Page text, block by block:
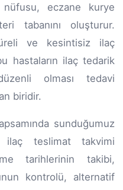
nüfusu, eczane kurye
tabanını oluşturur.
ve kesintisiz ilaç
hastaların ilaç tedarik
olması tedavi
biridir.
sunduğumuz
ilaç teslimat takvimi
tarihlerinin takibi,
kontrolü, alternatif